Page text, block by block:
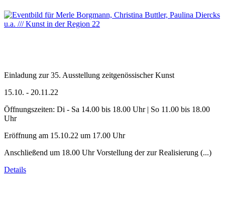
Einladung zur 35. Ausstellung zeitgenössischer Kunst
15.10. - 20.11.22
Öffnungszeiten: Di - Sa 14.00 bis 18.00 Uhr | So 11.00 bis 18.00
Uhr
Eröffnung am 15.10.22 um 17.00 Uhr
Anschließend um 18.00 Uhr Vorstellung der zur Realisierung (...)
Details